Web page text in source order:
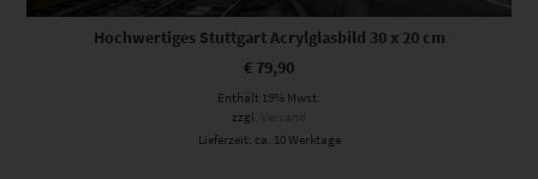
Hochwertiges Stuttgart Acrylglasbild 30 x 20 cm
€ 79,90
Enthält 19% Mwst.
zzgl. Versand
Lieferzeit: ca. 10 Werktage